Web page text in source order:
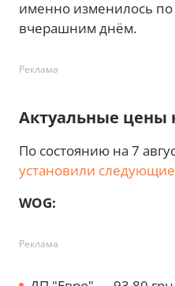
именно изменилось
вчерашним днём.
Реклама
Актуальные цены
По состоянию на 7
установили
WOG:
Реклама